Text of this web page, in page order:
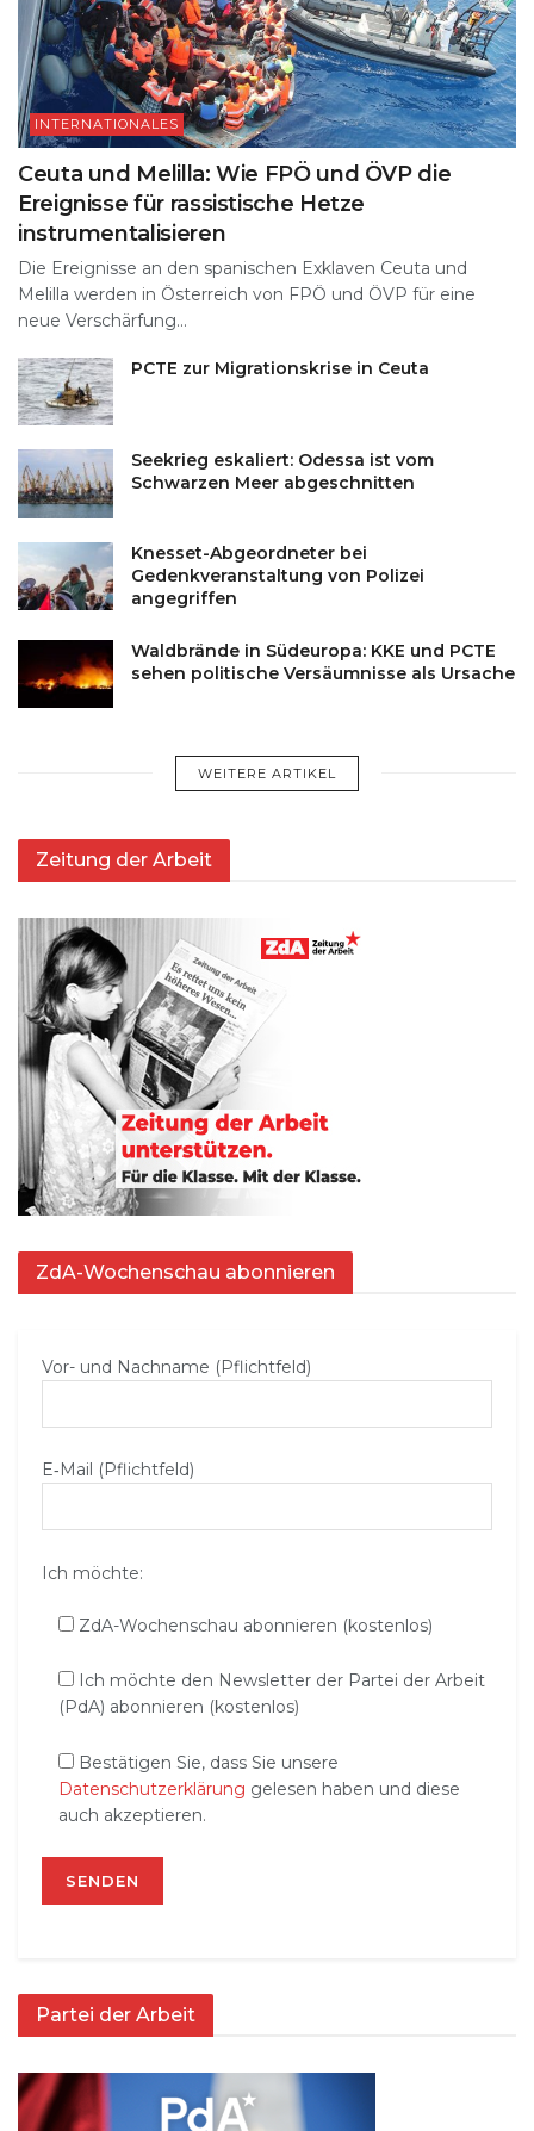
INTERNATIONALES
Ceuta und Melilla: Wie FPÖ und ÖVP die
Ereignisse für rassistische Hetze
instrumentalisieren
Die Ereignisse an den spanischen Exklaven Ceuta und
Melilla werden in Österreich von FPÖ und ÖVP für eine
neue Verschärfung...
PCTE zur Migrationskrise in Ceuta
Seekrieg eskaliert: Odessa ist vom
Schwarzen Meer abgeschnitten
Knesset-Abgeordneter bei
Gedenkveranstaltung von Polizei
angegriffen
Waldbrände in Südeuropa: KKE und PCTE
sehen politische Versäumnisse als Ursache
WEITERE ARTIKEL
Zeitung der Arbeit
ZdA-Wochenschau abonnieren
Vor- und Nachname (Pflichtfeld)
E‑Mail (Pflichtfeld)
Ich möchte:
ZdA-Wochenschau abonnieren (kostenlos)
Ich möchte den Newsletter der Partei der Arbeit
(PdA) abonnieren (kostenlos)
Bestätigen Sie, dass Sie unsere
Datenschutzerklärung gelesen haben und diese
auch akzeptieren.
Partei der Arbeit